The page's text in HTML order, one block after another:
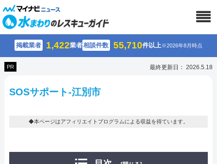
掲載業者 1,422業者相談件数 55,710件以上※2026年8月時点
PR 最終更新日： 2026.5.18
SOSサポート-江別市
◆本ページはアフィリエイトプログラムによる収益を得ています。